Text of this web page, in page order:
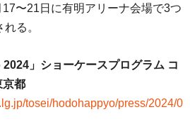
〜21日に有明アリーナ会場で3つ
る。
」ショーケースプログラム コ
京都
tosei/hodohappyo/press/2024/0